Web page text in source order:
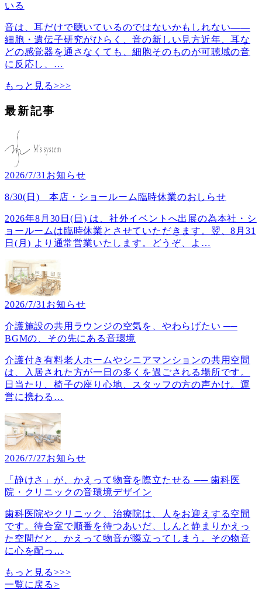
いる
音は、耳だけで聴いているのではないかもしれない――
細胞・遺伝子研究がひらく、音の新しい見方近年、耳な
どの感覚器を通さなくても、細胞そのものが可聴域の音
に反応し、 …
もっと見る>>>
最新記事
2026/7/31 お知らせ
8/30(日) 本店・ショールーム臨時休業のおしらせ
2026年8月30日(日) は、社外イベントへ出展の為本社・シ
ョールームは臨時休業とさせていただきます。翌、8月31
日(月) より通常営業いたします。どうぞ、よ …
2026/7/31 お知らせ
介護施設の共用ラウンジの空気を、やわらげたい ──
BGMの、その先にある音環境
介護付き有料老人ホームやシニアマンションの共用空間
は、入居された方が一日の多くを過ごされる場所です。
日当たり、椅子の座り心地、スタッフの方の声かけ。運
営に携わる …
2026/7/27お知らせ
「静けさ」が、かえって物音を際立たせる ── 歯科医
院・クリニックの音環境デザイン
歯科医院やクリニック、治療院は、人をお迎えする空間
です。待合室で順番を待つあいだ、しんと静まりかえっ
た空間だと、かえって物音が際立ってしまう。その物音
に心を配っ …
もっと見る>>>
一覧に戻る>